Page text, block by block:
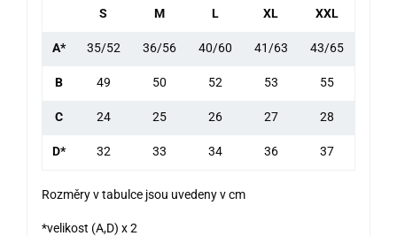
S M L XL XXL
A* 35/52 36/56 40/60 41/63 43/65
B 49 50 52 53 55
C 24 25 26 27 28
D* 32 33 34 36 37
Rozměry v tabulce jsou uvedeny v cm
*velikost (A,D) x 2